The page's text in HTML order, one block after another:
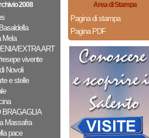
2008
Mela
EXTRA ART
vivente
Novoli
e stelle
BRAGAGLIA
Massafra
pace
Area di Stampa
Pagina di stampa
Pagina PDF